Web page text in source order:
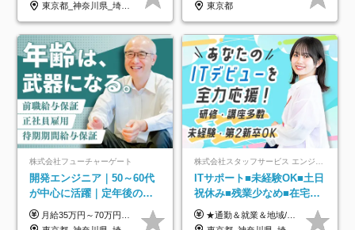
東京都_神奈川県_埼玉県_千葉県_大阪府_愛知県_北海道_青森県_岩手県_宮城県_秋田県_山形県_福島県_茨城県_栃木県_群馬県_新潟県_山梨県_長野県_富山県_石川県_福井県_静岡県_岐阜県_三重県_兵庫県_京都府_滋賀県_奈良県_和歌山県_広島県_岡山県_鳥取県_島根県_山口県_徳島県_香川県_愛媛県_高知県_福岡県_熊本県_佐賀県_長崎県_大分県_宮崎県_鹿児島県_沖縄県
東京都
株式会社フューチャーゲート
開発エンジニア｜50～60代
が中心に活躍｜定年後の給
与減ナシ｜年収50万円アッ
プ実績／昇給率92％（直近3
月給35万円～70万円（固定残業代30時間分63,869円～を含む）+賞与年1回 ※30時間を超える分は別途支給します ●これまでのご経験・スキル・前職給与をできる限り考慮します ●待機期間も給与を100％支給します ●試用期間中も給与や福利厚生は同じです ≪年収を維持しながら長く働けます！≫ 一般的な企業では55歳や60歳を機に年収が下がりますが、 当社は役職などではなく「スキルや経験」で評価。 エンジニアとして長く働きながら あなたにふさわしい年収を維持できます！
ITサポート■未経験OK■土日
祝休み■残業少なめ■在宅実
績あり■約900種類のスキル
アップ講座あり■全国募集
★通勤＆就業＆地域/住宅＆役職手当あり ★残業代は全額支給 ★選べる給与制度あり！ ■東京・神奈川・千葉・埼玉勤務の場合 月給24.5万円～55万円＋諸手当 （残業代は全額支給） (20,000円の地域/住宅手当込み) ■愛知・京都・大阪・兵庫勤務の場合 月給24万円以上＋諸手当 （残業代は全額支給） (15,000円の地域/住宅手当込み) ■茨城・栃木・群馬・静岡・三重・滋賀・広島・福岡勤務の場合 月給23.5万円以上＋諸手当 （残業代は全額支給） (10,000円の地域/住宅手当込み) ■北海道・宮城・山梨・長野・岐阜・奈良・和歌山・岡山勤務の場合 月給23万円以上＋諸手当 （残業代は全額支給） (5,000円の地域/住宅手当込み) ■その他のエリア勤務の場合 月給22.5万円以上＋諸手当 （残業代は全額支給） ※経験や能力を考慮し、当社規定により優遇します 【昇給：年一回実施】 【選べる給与制度】 ★収入を重視する方に… 「変動型人事制度」の選択も可能（派遣先からの評価に応じて収入アップ！） ※年2回のタイミングで希望者と面談の上決定します。